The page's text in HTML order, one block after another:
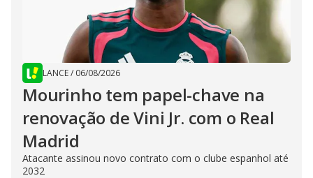
LANCE/ 06/08/2026
Mourinho tem papel-chave na
renovação de Vini Jr. com o Real
Madrid
Atacante assinou novo contrato com o clube espanhol até
2032